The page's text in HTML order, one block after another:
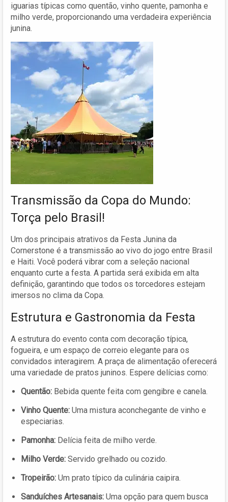
iguarias típicas como quentão, vinho quente, pamonha e
milho verde, proporcionando uma verdadeira experiência
junina.
Transmissão da Copa do Mundo:
Torça pelo Brasil!
Um dos principais atrativos da Festa Junina da
Cornerstone é a transmissão ao vivo do jogo entre Brasil
e Haiti. Você poderá vibrar com a seleção nacional
enquanto curte a festa. A partida será exibida em alta
definição, garantindo que todos os torcedores estejam
imersos no clima da Copa.
Estrutura e Gastronomia da Festa
A estrutura do evento conta com decoração típica,
fogueira, e um espaço de correio elegante para os
convidados interagirem. A praça de alimentação oferecerá
uma variedade de pratos juninos. Espere delícias como:
Quentão: Bebida quente feita com gengibre e canela.
Vinho Quente: Uma mistura aconchegante de vinho e
especiarias.
Pamonha: Delícia feita de milho verde.
Milho Verde: Servido grelhado ou cozido.
Tropeirão: Um prato típico da culinária caipira.
Sanduíches Artesanais: Uma opção para quem busca